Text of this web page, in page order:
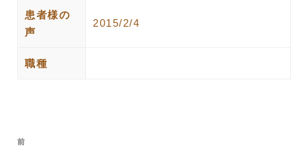
患者様の
声
2015/2/4
職種
投
過
前